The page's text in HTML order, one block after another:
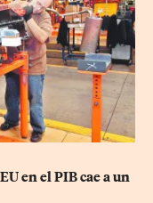
en el PIB cae a un